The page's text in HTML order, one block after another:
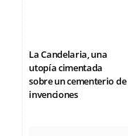
La Candelaria, una
utopía cimentada
sobre un cementerio de
invenciones